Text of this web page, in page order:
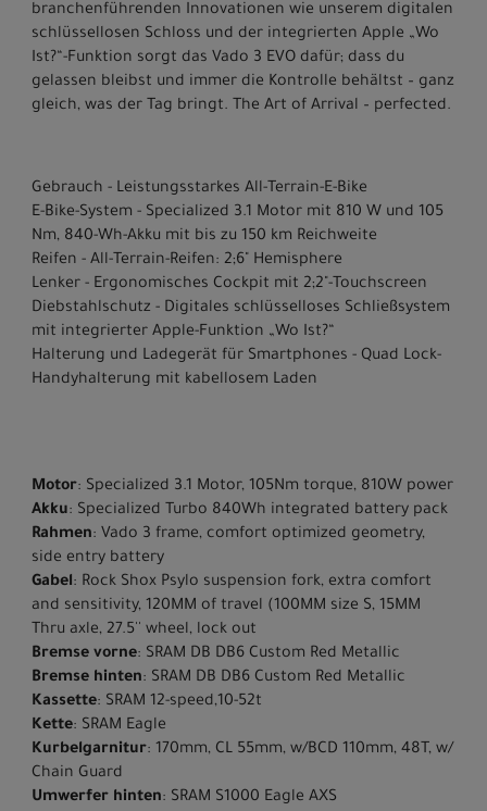
branchenführenden Innovationen wie unserem digitalen
schlüssellosen Schloss und der integrierten Apple „Wo
Ist?“-Funktion sorgt das Vado 3 EVO dafür; dass du
gelassen bleibst und immer die Kontrolle behältst – ganz
gleich, was der Tag bringt. The Art of Arrival – perfected.
Gebrauch - Leistungsstarkes All-Terrain-E-Bike
E-Bike-System - Specialized 3.1 Motor mit 810 W und 105
Nm, 840-Wh-Akku mit bis zu 150 km Reichweite
Reifen - All-Terrain-Reifen: 2;6" Hemisphere
Lenker - Ergonomisches Cockpit mit 2;2"-Touchscreen
Diebstahlschutz - Digitales schlüsselloses Schließsystem
mit integrierter Apple-Funktion „Wo Ist?“
Halterung und Ladegerät für Smartphones - Quad Lock-
Handyhalterung mit kabellosem Laden
Motor: Specialized 3.1 Motor, 105Nm torque, 810W power
Akku: Specialized Turbo 840Wh integrated battery pack
Rahmen: Vado 3 frame, comfort optimized geometry,
side entry battery
Gabel: Rock Shox Psylo suspension fork, extra comfort
and sensitivity, 120MM of travel (100MM size S, 15MM
Thru axle, 27.5'' wheel, lock out
Bremse vorne: SRAM DB DB6 Custom Red Metallic
Bremse hinten: SRAM DB DB6 Custom Red Metallic
Kassette: SRAM 12-speed,10-52t
Kette: SRAM Eagle
Kurbelgarnitur: 170mm, CL 55mm, w/BCD 110mm, 48T, w/
Chain Guard
Umwerfer hinten: SRAM S1000 Eagle AXS